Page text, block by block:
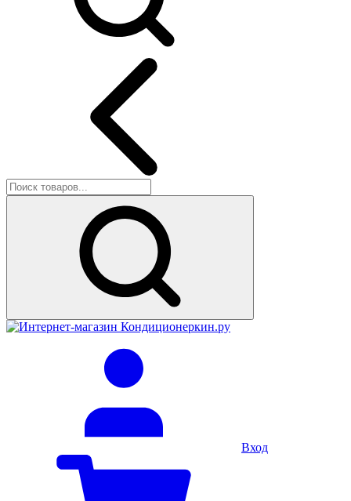
Вход